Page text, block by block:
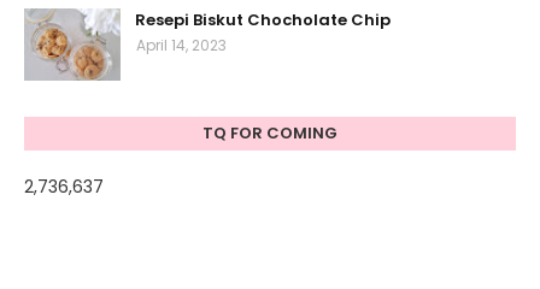
Resepi Biskut Chocholate Chip
April 14, 2023
TQ FOR COMING
2,736,637